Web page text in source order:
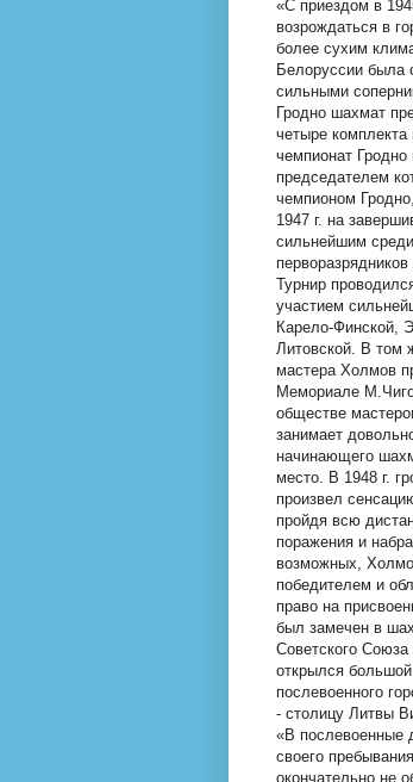
«С приездом в
возрождаться в
более сухим
Белоруссии была
сильными
Гродно шахмат
четыре
чемпионат
председателем
чемпионом
1947 г. на
сильнейшим
Турнир
участием
Карело-Финской,
Литовской. В том
мастера Холмов
Мемориале
обществе
занимает
начинающего
место. В 1948 г.
произвел
пройдя всю
поражения и
возможных,
победителем и
право на
был замечен в
Советского
открылся
послевоенного
- столицу Литвы
«В послевоенные
своего
окончательно не